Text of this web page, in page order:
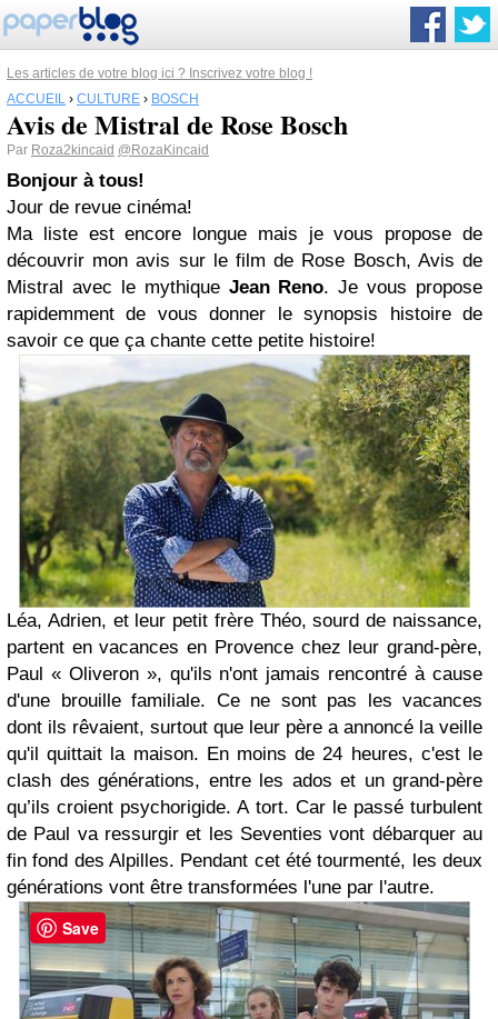
Les articles de votre blog ici ? Inscrivez votre blog !
ACCUEIL › CULTURE › BOSCH
Avis de Mistral de Rose Bosch
Par Roza2kincaid @RozaKincaid
Bonjour à tous!
Jour de revue cinéma!
Ma liste est encore longue mais je vous propose de
découvrir mon avis sur le film de Rose Bosch, Avis de
Mistral avec le mythique Jean Reno. Je vous propose
rapidemment de vous donner le synopsis histoire de
savoir ce que ça chante cette petite histoire!
Léa, Adrien, et leur petit frère Théo, sourd de naissance,
partent en vacances en Provence chez leur grand-père,
Paul « Oliveron », qu'ils n'ont jamais rencontré à cause
d'une brouille familiale. Ce ne sont pas les vacances
dont ils rêvaient, surtout que leur père a annoncé la veille
qu'il quittait la maison. En moins de 24 heures, c'est le
clash des générations, entre les ados et un grand-père
qu’ils croient psychorigide. A tort. Car le passé turbulent
de Paul va ressurgir et les Seventies vont débarquer au
fin fond des Alpilles. Pendant cet été tourmenté, les deux
générations vont être transformées l'une par l'autre.
Save